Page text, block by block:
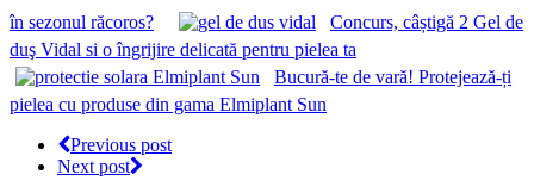
în sezonul răcoros?
Concurs, câștigă 2 Gel de
duş Vidal si o îngrijire delicată pentru pielea ta
Bucură-te de vară! Protejează-ți
pielea cu produse din gama Elmiplant Sun
Previous post
Next post